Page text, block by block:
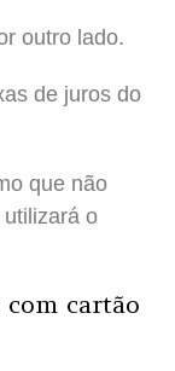
outro lado.
de juros do
que não
o
cartão